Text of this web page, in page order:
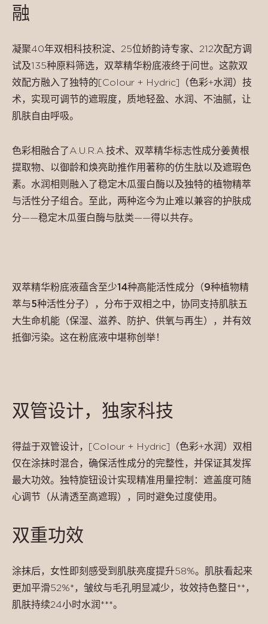
融
凝聚40年双相科技积淀、25位娇韵诗专家、212次配方调
试及135种原料筛选，双萃精华粉底液终于问世。这款双
效配方融入了独特的[Colour + Hydric]（色彩+水润）技
术，实现可调节的遮瑕度，质地轻盈、水润、不油腻，让
肌肤自由呼吸。
色彩相融合了A.U.R.A.技术、双萃精华标志性成分姜黄根
提取物、以御龄和焕亮助推作用著称的仿生肽以及遮瑕色
素。水润相则融入了稳定木瓜蛋白酶以及独特的植物精萃
与活性分子组合。至此，两种迄今为止难以兼容的护肤成
分——稳定木瓜蛋白酶与肽类——得以共存。
双萃精华粉底液蕴含至少14种高能活性成分（9种植物精
萃与5种活性分子），分布于双相之中，协同支持肌肤五
大生命机能（保湿、滋养、防护、供氧与再生），并有效
抵御污染。这在粉底液中堪称创举！
双管设计，独家科技
得益于双管设计，[Colour + Hydric]（色彩+水润）双相
仅在涂抹时混合，确保活性成分的完整性，并保证其发挥
最大功效。独特旋钮设计实现精准用量控制：遮盖度可随
心调节（从清透至高遮瑕），同时避免过度使用。
双重功效
涂抹后，女性即刻感受到肌肤亮度提升58%。肌肤看起来
更加平滑52%*，皱纹与毛孔明显减少，妆效持色整日**，
肌肤持续24小时水润***。